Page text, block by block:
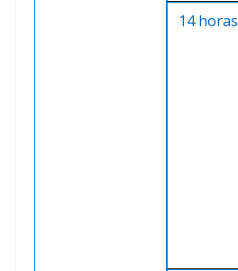
14 horas